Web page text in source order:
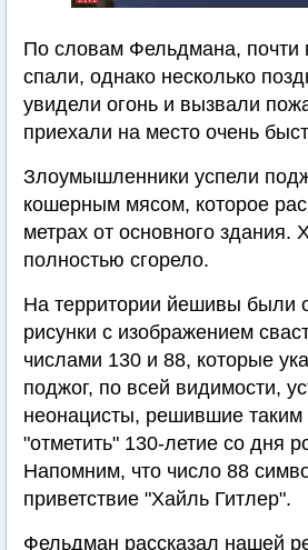
По словам Фельдмана, почти
спали, однако несколько
увидели огонь и вызвали
приехали на место очень
Злоумышленники успели
кошерным мясом, которое
метрах от основного здания.
полностью сгорело.
На территории йешивы были
рисунки с изображением
числами 130 и 88, которые
поджог, по всей видимости,
неонацисты, решившие таким
"отметить" 130-летие со дня
Напомним, что число 88
приветствие "Хайль Гитлер".
Фельдман рассказал нашей